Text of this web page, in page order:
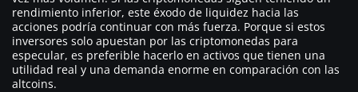
rendimiento inferior, este éxodo de liquidez hacia las
acciones podría continuar con más fuerza. Porque si estos
inversores solo apuestan por las criptomonedas para
especular, es preferible hacerlo en activos que tienen una
utilidad real y una demanda enorme en comparación con las
altcoins.